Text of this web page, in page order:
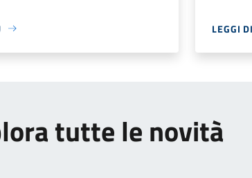
LEGGI
tutte le novità